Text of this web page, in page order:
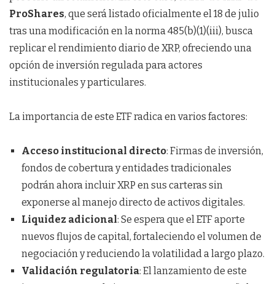
ProShares, que será listado oficialmente el 18 de julio
tras una modificación en la norma 485(b)(1)(iii), busca
replicar el rendimiento diario de XRP, ofreciendo una
opción de inversión regulada para actores
institucionales y particulares.
La importancia de este ETF radica en varios factores:
Acceso institucional directo: Firmas de inversión,
fondos de cobertura y entidades tradicionales
podrán ahora incluir XRP en sus carteras sin
exponerse al manejo directo de activos digitales.
Liquidez adicional: Se espera que el ETF aporte
nuevos flujos de capital, fortaleciendo el volumen de
negociación y reduciendo la volatilidad a largo plazo.
Validación regulatoria: El lanzamiento de este